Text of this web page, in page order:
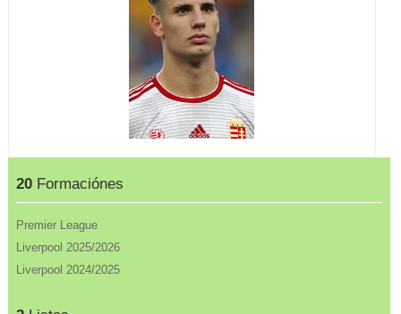
20 Formaciónes
Premier League
Liverpool 2025/2026
Liverpool 2024/2025